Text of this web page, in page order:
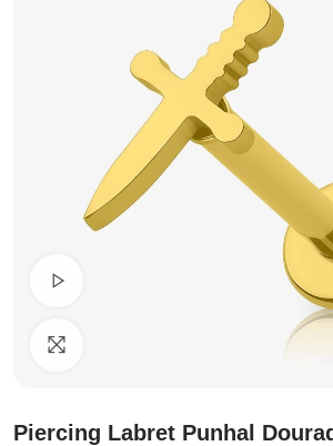
Clique para ampliar
Piercing Labret Punhal